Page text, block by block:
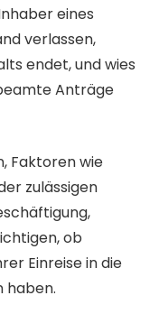
eines
verlassen,
endet, und wies
Anträge
Faktoren wie
zulässigen
ob
Einreise in die
haben.